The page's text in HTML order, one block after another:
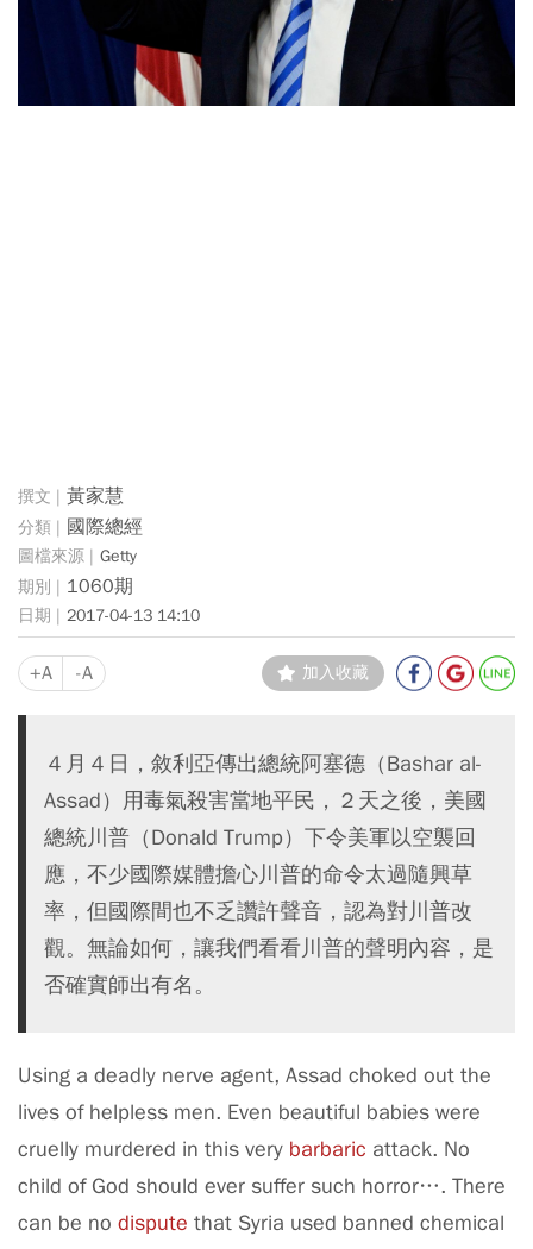
黃家慧
國際總經
Getty
1060期
2017-04-13 14:10
+A -A 加入收藏
４月４日，敘利亞傳出總統阿塞德（Bashar al-
Assad）用毒氣殺害當地平民，２天之後，美國
總統川普（Donald Trump）下令美軍以空襲回
應，不少國際媒體擔心川普的命令太過隨興草
率，但國際間也不乏讚許聲音，認為對川普改
觀。無論如何，讓我們看看川普的聲明內容，是
否確實師出有名。
Using a deadly nerve agent, Assad choked out the
lives of helpless men. Even beautiful babies were
cruelly murdered in this very barbaric attack. No
child of God should ever suffer such horror…. There
can be no dispute that Syria used banned chemical